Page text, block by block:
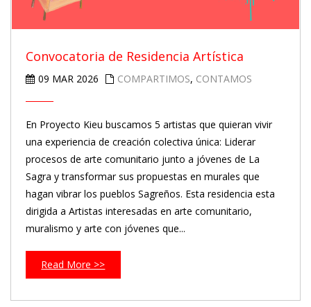
Convocatoria de Residencia Artística
09 MAR 2026 COMPARTIMOS, CONTAMOS
En Proyecto Kieu buscamos 5 artistas que quieran vivir
una experiencia de creación colectiva única: Liderar
procesos de arte comunitario junto a jóvenes de La
Sagra y transformar sus propuestas en murales que
hagan vibrar los pueblos Sagreños. Esta residencia esta
dirigida a Artistas interesadas en arte comunitario,
muralismo y arte con jóvenes que...
Read More >>